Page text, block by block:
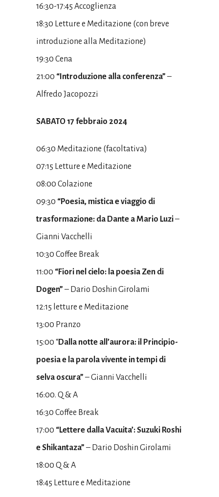
16:30-17:45 Accoglienza
18:30 Letture e Meditazione (con breve
introduzione alla Meditazione)
19:30 Cena
21:00 “Introduzione alla conferenza” –
Alfredo Jacopozzi
SABATO 17 febbraio 2024
06:30 Meditazione (facoltativa)
07:15 Letture e Meditazione
08:00 Colazione
09:30 “Poesia, mistica e viaggio di
trasformazione: da Dante a Mario Luzi–
Gianni Vacchelli
10:30 Coffee Break
11:00 “Fiori nel cielo: la poesia Zen di
Dogen” – Dario Doshin Girolami
12:15 letture e Meditazione
13:00 Pranzo
15:00 “Dalla notte all’aurora: il Principio-
poesia e la parola vivente in tempi di
selva oscura” – Gianni Vacchelli
16:00. Q & A
16:30 Coffee Break
17:00 “Lettere dalla Vacuita’: Suzuki Roshi
e Shikantaza” – Dario Doshin Girolami
18:00 Q & A
18:45 Letture e Meditazione